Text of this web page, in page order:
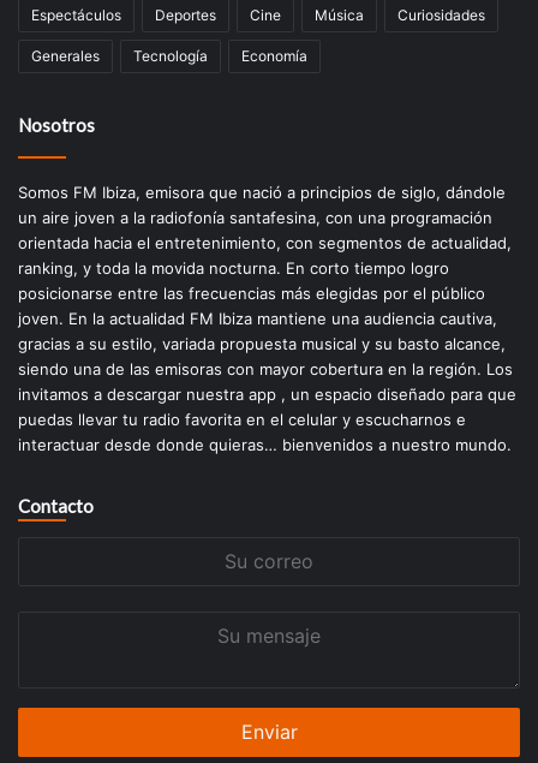
Espectáculos Deportes Cine Música Curiosidades
Generales Tecnología Economía
Nosotros
Somos FM Ibiza, emisora que nació a principios de siglo, dándole
un aire joven a la radiofonía santafesina, con una programación
orientada hacia el entretenimiento, con segmentos de actualidad,
ranking, y toda la movida nocturna. En corto tiempo logro
posicionarse entre las frecuencias más elegidas por el público
joven. En la actualidad FM Ibiza mantiene una audiencia cautiva,
gracias a su estilo, variada propuesta musical y su basto alcance,
siendo una de las emisoras con mayor cobertura en la región. Los
invitamos a descargar nuestra app , un espacio diseñado para que
puedas llevar tu radio favorita en el celular y escucharnos e
interactuar desde donde quieras… bienvenidos a nuestro mundo.
Contacto